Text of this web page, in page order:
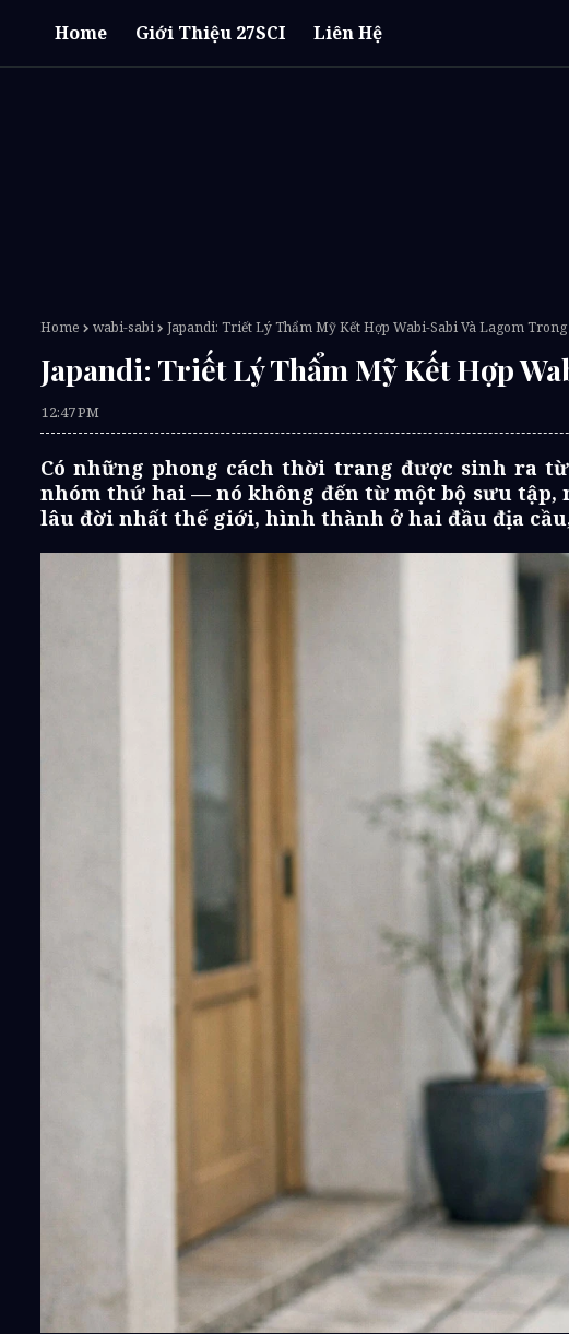
Home Giới Thiệu 27SCI Liên Hệ
Home wabi-sabi Japandi: Triết Lý Thẩm Mỹ Kết Hợp Wabi-Sabi Và Lagom
Japandi: Triết Lý Thẩm Mỹ Kết Hợp
12:47 PM
Có những phong cách thời trang được sinh ra
nhóm thứ hai — nó không đến từ một bộ sưu tập,
lâu đời nhất thế giới, hình thành ở hai đầu địa